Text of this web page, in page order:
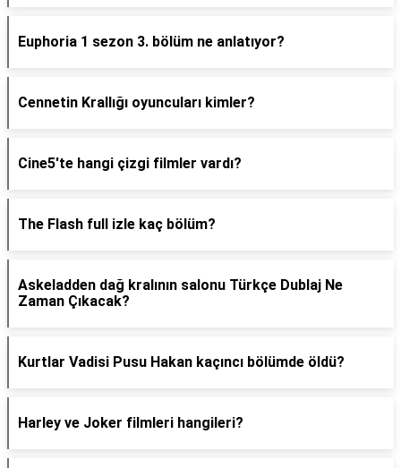
Euphoria 1 sezon 3. bölüm ne anlatıyor?
Cennetin Krallığı oyuncuları kimler?
Cine5'te hangi çizgi filmler vardı?
The Flash full izle kaç bölüm?
Askeladden dağ kralının salonu Türkçe Dublaj Ne
Zaman Çıkacak?
Kurtlar Vadisi Pusu Hakan kaçıncı bölümde öldü?
Harley ve Joker filmleri hangileri?